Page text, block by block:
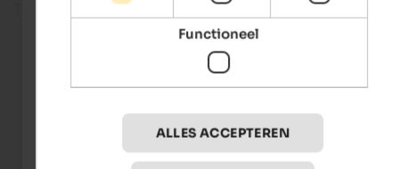
Hotels in Zuid-Tirol
Vakantiewoningen in Zuid-Tirol
Functioneel
ALLES ACCEPTEREN